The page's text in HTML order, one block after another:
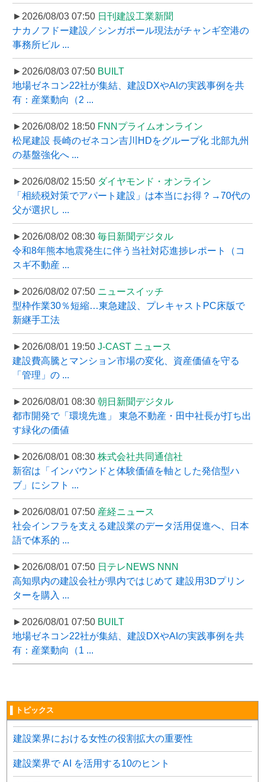
►2026/08/03 07:50 日刊建設工業新聞
ナカノフドー建設／シンガポール現法がチャンギ空港の
事務所ビル ...
►2026/08/03 07:50 BUILT
地場ゼネコン22社が集結、建設DXやAIの実践事例を共
有：産業動向（2 ...
►2026/08/02 18:50 FNNプライムオンライン
松尾建設 長崎のゼネコン吉川HDをグループ化 北部九州
の基盤強化へ ...
►2026/08/02 15:50 ダイヤモンド・オンライン
「相続税対策でアパート建設」は本当にお得？→70代の
父が選択し ...
►2026/08/02 08:30 毎日新聞デジタル
令和8年熊本地震発生に伴う当社対応進捗レポート（コ
スギ不動産 ...
►2026/08/02 07:50 ニュースイッチ
型枠作業30％短縮…東急建設、プレキャストPC床版で
新継手工法
►2026/08/01 19:50 J-CAST ニュース
建設費高騰とマンション市場の変化、資産価値を守る
「管理」の ...
►2026/08/01 08:30 朝日新聞デジタル
都市開発で「環境先進」 東急不動産・田中社長が打ち出
す緑化の価値
►2026/08/01 08:30 株式会社共同通信社
新宿は「インバウンドと体験価値を軸とした発信型ハ
ブ」にシフト ...
►2026/08/01 07:50 産経ニュース
社会インフラを支える建設業のデータ活用促進へ、日本
語で体系的 ...
►2026/08/01 07:50 日テレNEWS NNN
高知県内の建設会社が県内ではじめて 建設用3Dプリン
ターを購入 ...
►2026/08/01 07:50 BUILT
地場ゼネコン22社が集結、建設DXやAIの実践事例を共
有：産業動向（1 ...
▌トピックス
建設業界における女性の役割拡大の重要性
建設業界で AI を活用する10のヒント